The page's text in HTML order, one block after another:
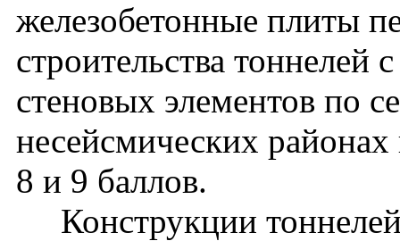
железобетонные плиты
строительства
стеновых элементов по
несейсмических
8 и 9 баллов.
Конструкции тоннелей